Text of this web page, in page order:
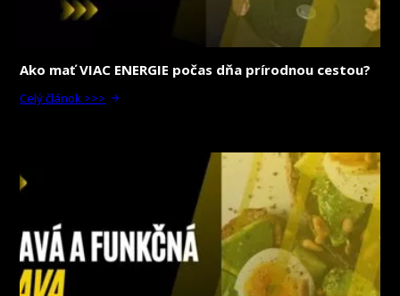
Ako mať VIAC ENERGIE počas dňa prírodnou cestou?
Celý článok >>>